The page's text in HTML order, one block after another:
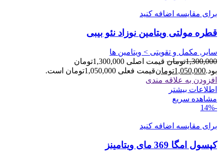
برای مقایسه اضافه کنید
قطره مولتی ویتامین نوزاد نئو بیبی
سایر, مکمل و تقویتی > ویتامین ها
1,300,000تومان
قیمت اصلی 1,300,000تومان
بود.1,050,000تومانقیمت فعلی 1,050,000تومان است.
افزودن به علاقه مندی
اطلاعات بیشتر
مشاهده سریع
-14%
برای مقایسه اضافه کنید
کپسول امگا 369 مای ویتامینز